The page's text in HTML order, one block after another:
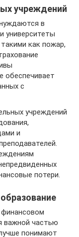
учреждений
в
университеты
как пожар,
обеспечивает
с
учреждений
и
потери.
важной частью
понимают